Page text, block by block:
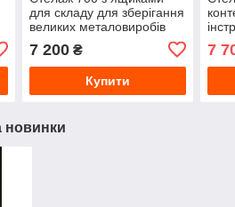
для складу для зберігання
великих металовиробів
7 200₴
Купити
7
новинки